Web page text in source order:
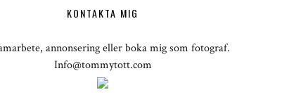
KONTAKTA MIG
annonsering eller boka mig som fotograf.
Info@tommytott.com